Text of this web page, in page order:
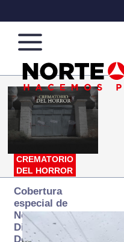
Norte
de
Ciudad
Más
que
noticias,
hacemos periodismo
CREMATORIO
DEL HORROR
Cobertura
especial de
Norte
Digital:
Donde la